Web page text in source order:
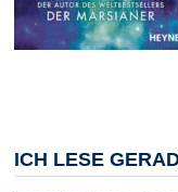
ICH LESE